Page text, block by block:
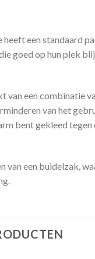
heeft een standaard
goed op hun plek
van een combinatie
van het
bent gekleed tegen
van een buidelzak,